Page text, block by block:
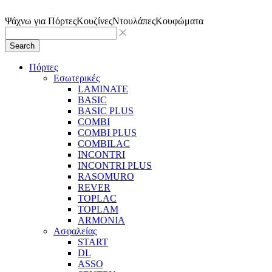
Ψάχνω για ΠόρτεςΚουζίνεςΝτουλάπεςΚουφώματα
Search
Πόρτες
Εσωτερικές
LAMINATE
BASIC
BASIC PLUS
COMBI
COMBI PLUS
COMBILAC
INCONTRI
INCONTRI PLUS
RASOMURO
REVER
TOPLAC
TOPLAM
ARMONIA
Ασφαλείας
START
DL
ASSO